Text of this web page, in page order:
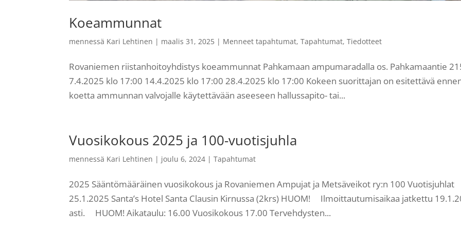
Koeammunnat
mennessä Kari Lehtinen | maalis 31, 2025 | Menneet tapahtumat,Tapahtumat,Tiedotteet
Rovaniemen riistanhoitoyhdistys koeammunnat Pahkamaan ampumaradalla os. Pahkamaantie
7.4.2025 klo 17:00 14.4.2025 klo 17:00 28.4.2025 klo 17:00 Kokeen suorittajan on esitettävä
koetta ammunnan valvojalle käytettävään aseeseen hallussapito- tai...
Vuosikokous 2025 ja 100-vuotisjuhla
mennessä Kari Lehtinen | joulu 6, 2024 |Tapahtumat
2025 Sääntömääräinen vuosikokous ja Rovaniemen Ampujat ja Metsäveikot ry:n 100 Vuotisjuhlat
25.1.2025 Santa’s Hotel Santa Clausin Kirnussa (2krs) HUOM! Ilmoittautumisaikaa jatkettu
asti. HUOM! Aikataulu: 16.00 Vuosikokous 17.00 Tervehdysten...